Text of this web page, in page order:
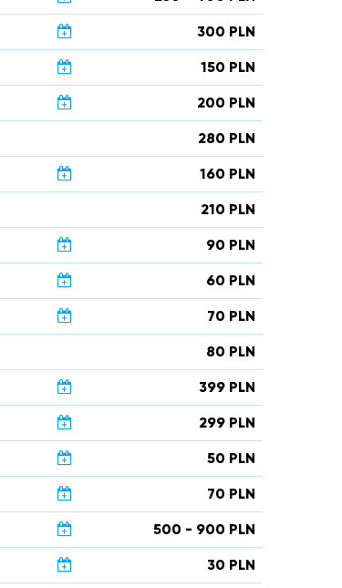
300 PLN
150 PLN
200 PLN
280 PLN
160 PLN
210 PLN
90 PLN
60 PLN
70 PLN
80 PLN
399 PLN
299 PLN
50 PLN
70 PLN
500 - 900 PLN
30 PLN